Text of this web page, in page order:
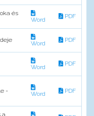
és
Word PDF
Word PDF
Word PDF
-
Word PDF
a